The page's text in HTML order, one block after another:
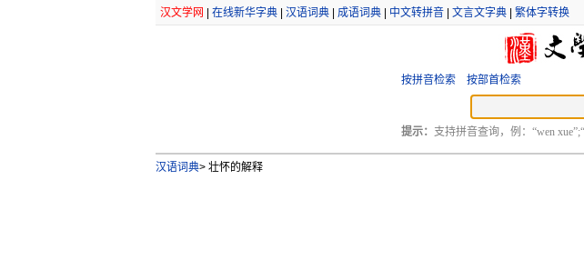
汉文学网 在线新华字典| 汉语词典| 成语词典| 中文转拼音| 文言文字典| 繁体字转换
按拼音检索 按部首检索
提示： 支持拼音查询，例：“wen
汉语词典>壮怀的解释